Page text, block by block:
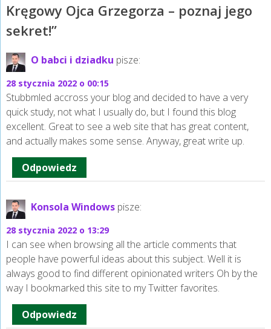
Kręgowy Ojca Grzegorza – poznaj jego
sekret!”
O babci i dziadku pisze:
28 stycznia 2022 o 00:15
Stubbmled accross your blog and decided to have a very
quick study, not what I usually do, but I found this blog
excellent. Great to see a web site that has great content,
and actually makes some sense. Anyway, great write up.
Odpowiedz
Konsola Windows pisze:
28 stycznia 2022 o 13:29
I can see when browsing all the article comments that
people have powerful ideas about this subject. Well it is
always good to find different opinionated writers Oh by the
way I bookmarked this site to my Twitter favorites.
Odpowiedz